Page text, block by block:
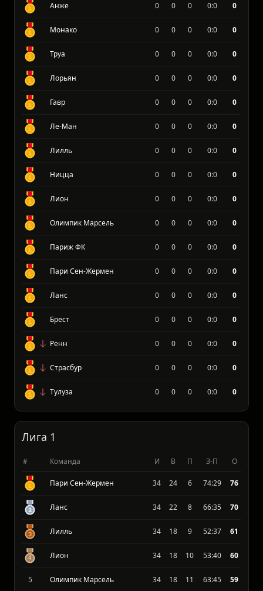
Анже 0 0 0 0:0 0
Монако 0 0 0 0:0 0
Труа 0 0 0 0:0 0
Лорьян 0 0 0 0:0 0
Гавр 0 0 0 0:0 0
Ле-Ман 0 0 0 0:0 0
Лилль 0 0 0 0:0 0
Ницца 0 0 0 0:0 0
Лион 0 0 0 0:0 0
Олимпик Марсель 0 0 0 0:0 0
Париж ФК 0 0 0 0:0 0
Пари Сен-Жермен 0 0 0 0:0 0
Ланс 0 0 0 0:0 0
Брест 0 0 0 0:0 0
Ренн 0 0 0 0:0 0
Страсбур 0 0 0 0:0 0
Тулуза 0 0 0 0:0 0
Лига 1
# Команда И В П З-П О
Пари Сен-Жермен 34 24 6 74:29 76
Ланс 34 22 8 66:35 70
Лилль 34 18 9 52:37 61
Лион 34 18 10 53:40 60
5 Олимпик Марсель 34 18 11 63:45 59